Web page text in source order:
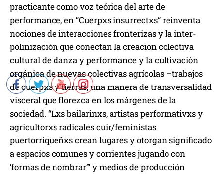
practicante como voz teórica del arte de
performance, en “Cuerpxs insurrectxs” reinventa
nociones de interacciones fronterizas y la inter-
polinización que conectan la creación colectiva
cultural de danza y performance y la cultivación
orgánica de nuevas colectivas agrícolas –trabajos
de cuerpxs y tierras, una manera de transversalidad
visceral que florezca en los márgenes de la
sociedad. “Lxs bailarinxs, artistas performativxs y
agricultorxs radicales cuir/feministas
puertorriqueñxs crean lugares y otorgan significado
a espacios comunes y corrientes jugando con
‘formas de nombrar’” y medios de producción